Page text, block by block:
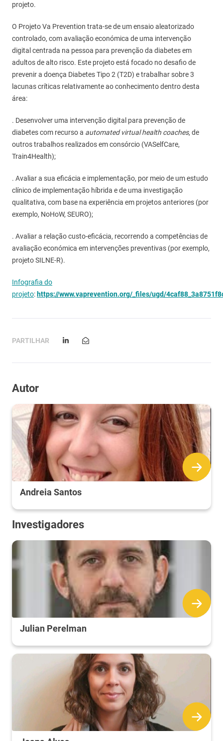
projeto.
O Projeto Va Prevention trata-se de um ensaio aleatorizado
controlado, com avaliação económica de uma intervenção
digital centrada na pessoa para prevenção da diabetes em
adultos de alto risco. Este projeto está focado no desafio de
prevenir a doença Diabetes Tipo 2 (T2D) e trabalhar sobre 3
lacunas críticas relativamente ao conhecimento dentro desta
área:
. Desenvolver uma intervenção digital para prevenção de
diabetes com recurso a automated virtual health coaches, de
outros trabalhos realizados em consórcio (VASelfCare,
Train4Health);
. Avaliar a sua eficácia e implementação, por meio de um estudo
clínico de implementação híbrida e de uma investigação
qualitativa, com base na experiência em projetos anteriores (por
exemplo, NoHoW, SEURO);
. Avaliar a relação custo-eficácia, recorrendo a competências de
avaliação económica em intervenções preventivas (por exemplo,
projeto SILNE-R).
Infografia do
projeto: https://www.vaprevention.org/_files/ugd/
PARTILHAR
Autor
Andreia Santos
Investigadores
Julian Perelman